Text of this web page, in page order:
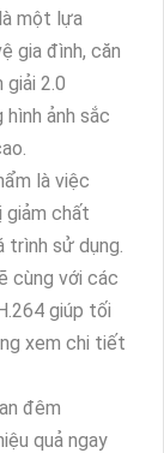
là một lựa
gia đình, căn
giải 2.0
ảnh sắc
là việc
giảm chất
trình sử dụng.
cùng với các
giúp tối
xem chi tiết
đêm
quả ngay